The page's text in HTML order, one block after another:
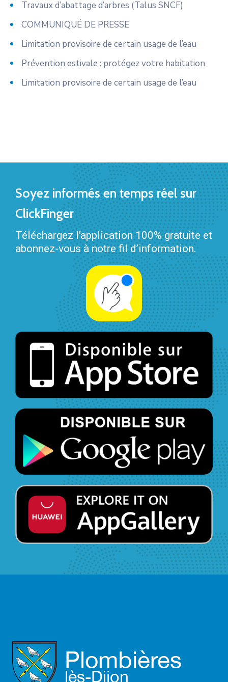
Travaux d’abattage d’arbres (Talus SNCF)
COMMUNIQUÉ DE PRESSE
Limitation provisoire de certain usage de l’eau
Prévention estivale : protégez votre habitation
Limitation provisoire de certain usage de l’eau
Soyez informés en temps réel sur
ClickFinger
Téléchargez l’application 100% gratuite et
abonnez-vous à notre fil d’information.